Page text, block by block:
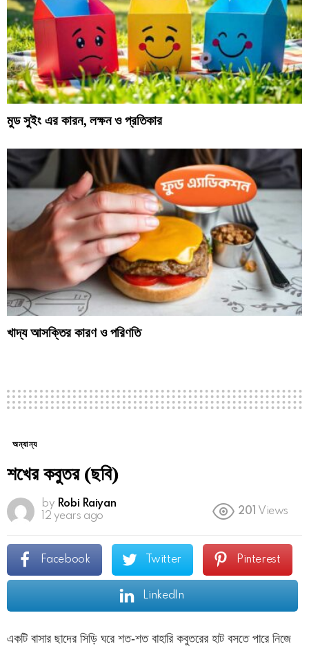
মুড সুইং এর কারন, লক্ষন ও প্রতিকার
খাদ্য আসক্তির কারণ ও পরিণতি
অন্যান্য
শখের কবুতর (ছবি)
by Robi Raiyan
12 years ago
201 Views
Facebook Twitter Pinterest
LinkedIn
একটি বাসার ছাদের সিড়ি ঘরে শত-শত বাহারি কবুতরের হাট বসতে পারে নিজে